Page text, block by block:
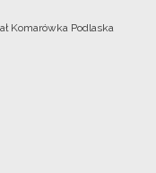
Komarówka Podlaska